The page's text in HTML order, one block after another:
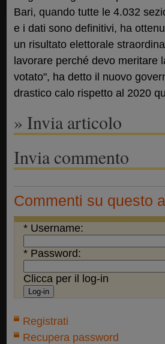
Bari, quando tutte le 4.032
e i dati sono definitivi, ha
un risultato elettorale
lavorare perché devo meritare
votato", ha detto il nuovo
drastico calo rispetto al 2020
» Invia articolo
Invia commento
Commenti su questo
* Username:
* Password:
Clicca per il log-in
Registrati
Recupera password